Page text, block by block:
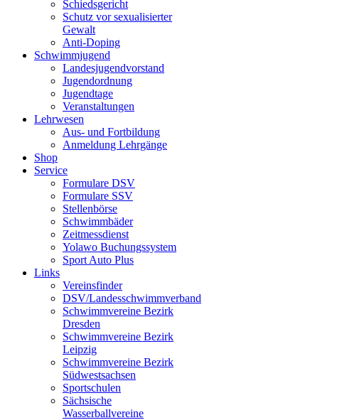
Schiedsgericht
Schutz vor sexualisierter
Gewalt
Anti-Doping
Schwimmjugend
Landesjugendvorstand
Jugendordnung
Jugendtage
Veranstaltungen
Lehrwesen
Aus- und Fortbildung
Anmeldung Lehrgänge
Shop
Service
Formulare DSV
Formulare SSV
Stellenbörse
Schwimmbäder
Zeitmessdienst
Yolawo Buchungssystem
Sport Auto Plus
Links
Vereinsfinder
DSV/Landesschwimmverband
Schwimmvereine Bezirk
Dresden
Schwimmvereine Bezirk
Leipzig
Schwimmvereine Bezirk
Südwestsachsen
Sportschulen
Sächsische
Wasserballvereine